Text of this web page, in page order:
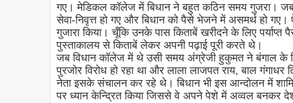
गए। मेडिकल कॉलेज में बिधान ने बहुत कठिन समय गुजरा।
सेवा-निवृत्त हो गए और बिधान को पैसे भेजने में असमर्थ हो
गुजारा किया। चूँकि उनके पास किताबें खरीदने के लिए
पुस्ताकालय से किताबें लेकर अपनी पढ़ाई पूरी करते थे।
जब विधान कॉलेज में थे उसी समय अंग्रेजी हुकुमत ने बंगाल के
पुरजोर विरोध हो रहा था और लाला लाजपत राय, बाल
नेता इसके संचालन कर रहे थे। बिधान भी इस आन्दोलन में
पर ध्यान केन्द्रित किया जिससे वे अपने पेशे में अव्वल बनकर